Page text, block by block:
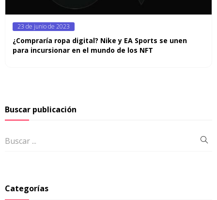
Posted
23 de junio de 2023
¿Compraría ropa digital? Nike y EA Sports se unen
para incursionar en el mundo de los NFT
Buscar publicación
Categorías